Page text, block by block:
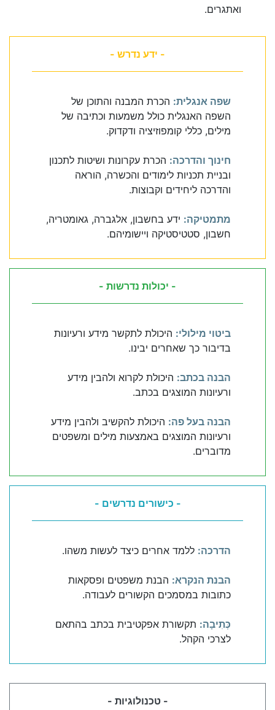
ואתגרים.
- ידע נדרש -
שפה אנגלית: הכרת המבנה והתוכן של
השפה האנגלית כולל משמעות וכתיבה של
מילים, כללי קומפוזיציה ודקדוק.
חינוך והדרכה: הכרת עקרונות ושיטות לתכנון
ובניית תכניות לימודים והכשרה, הוראה
והדרכה ליחידים וקבוצות.
מתמטיקה: ידע בחשבון, אלגברה, גאומטריה,
חשבון, סטטיסטיקה ויישומיהם.
- יכולות נדרשות -
ביטוי מילולי: היכולת לתקשר מידע ורעיונות
בדיבור כך שאחרים יבינו.
הבנה בכתב: היכולת לקרוא ולהבין מידע
ורעיונות המוצגים בכתב.
הבנה בעל פה: היכולת להקשיב ולהבין מידע
ורעיונות המוצגים באמצעות מילים ומשפטים
מדוברים.
- כישורים נדרשים -
הדרכה: ללמד אחרים כיצד לעשות משהו.
הבנת הנקרא: הבנת משפטים ופסקאות
כתובות במסמכים הקשורים לעבודה.
כְּתִיבָה: תקשורת אפקטיבית בכתב בהתאם
לצרכי הקהל.
- טכנולוגיות -